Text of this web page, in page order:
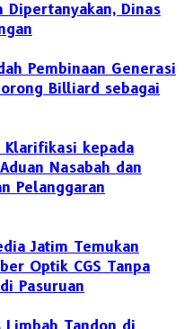
Dipertanyakan, Dinas
Pembinaan Generasi
Billiard sebagai
Klarifikasi kepada
Nasabah dan
Pelanggaran
Jatim Temukan
Optik CGS Tanpa
Pasuruan